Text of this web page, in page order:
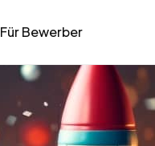
Für Bewerber